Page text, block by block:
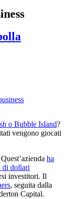
o Bubble Island?
vengono giocati
ha
di dollari
investitori. Il
, seguita dalla
Capital.